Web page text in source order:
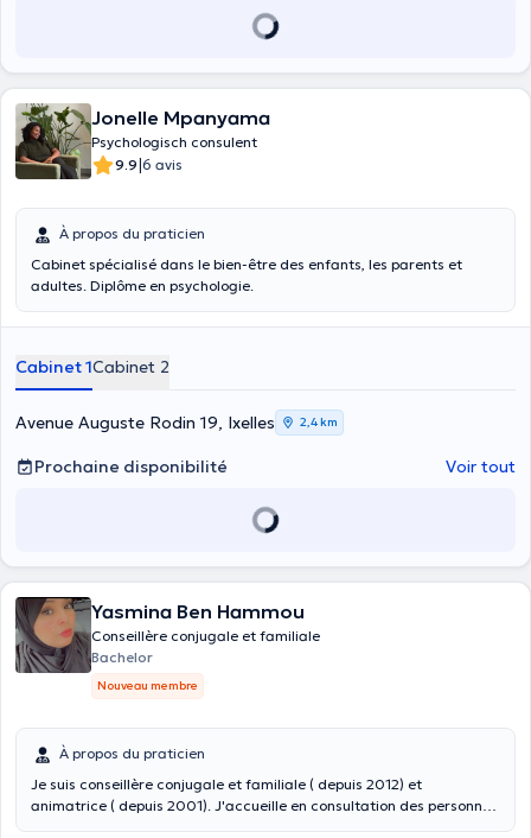
Jonelle Mpanyama
Psychologisch consulent
9.9|6 avis
À propos du praticien
Cabinet spécialisé dans le bien-être des enfants, les parents et
adultes. Diplôme en psychologie.
Cabinet 1Cabinet 2
Avenue Auguste Rodin 19, Ixelles 2,4 km
Prochaine disponibilité Voir tout
Yasmina Ben Hammou
Conseillère conjugale et familiale
Bachelor
Nouveau membre
À propos du praticien
Je suis conseillère conjugale et familiale ( depuis 2012) et
animatrice ( depuis 2001). J'accueille en consultation des personnes